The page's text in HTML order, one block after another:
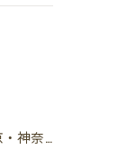
【2026最新】東京・神奈川・千葉・埼玉の新築に異変？！引き渡し前カビ検査が必須な理由｜3万円で数千万円の資産を守る究極の安心術✨